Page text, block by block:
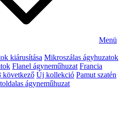
Menü
kiárusítása Mikroszálas ágyhuzatok
Flanel ágyneműhuzat Francia
következő Új kollekció Pamut szatén
ágyneműhuzat